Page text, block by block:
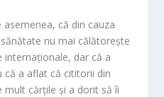
că din cauza
nu mai călătorește
dar că a
că a aflat că cititorii din
mult cărțile și a dorit să îi